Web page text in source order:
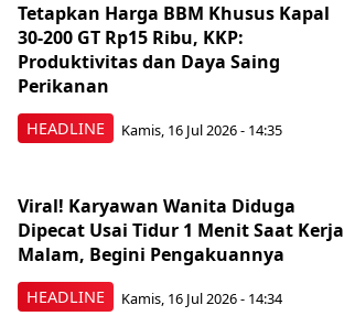
HEADLINE
Tetapkan Harga BBM Khusus Kapal
30-200 GT Rp15 Ribu, KKP:
Produktivitas dan Daya Saing
Perikanan
Kamis, 16 Jul 2026 - 14:35
HEADLINE
Viral! Karyawan Wanita Diduga
Dipecat Usai Tidur 1 Menit Saat Kerja
Malam, Begini Pengakuannya
Kamis, 16 Jul 2026 - 14:34